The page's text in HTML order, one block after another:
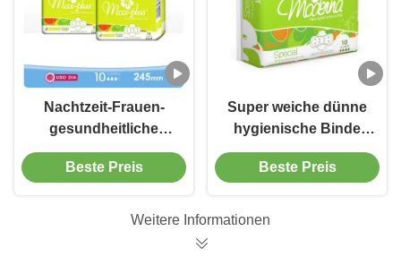
Nachtzeit-Frauen-
gesundheitliche
Auflagen beflügelten
ultra dünne hohe
Beste Preis
Super weiche dünne
hygienische Binde
füllt wirtschaftliches
Wegwerf-Comfrotable
Beste Preis
Weitere Informationen